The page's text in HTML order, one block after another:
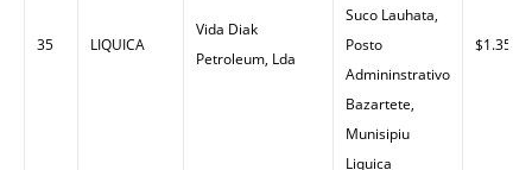
35 LIQUICA
Vida Diak
Petroleum, Lda
Suco Lauhata,
Posto
Admininstrativo
Bazartete,
Munisipiu
Liquica
$1.35